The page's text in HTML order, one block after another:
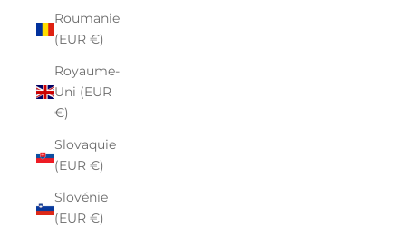
Roumanie
(EUR €)
Royaume-
Uni (EUR
€)
Slovaquie
(EUR €)
Slovénie
(EUR €)